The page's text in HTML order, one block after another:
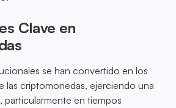
Clave en
se han convertido en los
las criptomonedas, ejerciendo una
particularmente en tiempos